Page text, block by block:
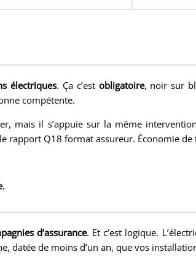
électriques. Ça c’est obligatoire, noir sur
compétente.
mais il s’appuie sur la même
Q18 format assureur. Économie de
d’assurance. Et c’est logique.
datée de moins d’un an, que vos